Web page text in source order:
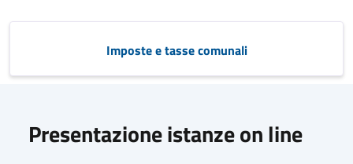
Imposte e tasse comunali
Presentazione istanze on line